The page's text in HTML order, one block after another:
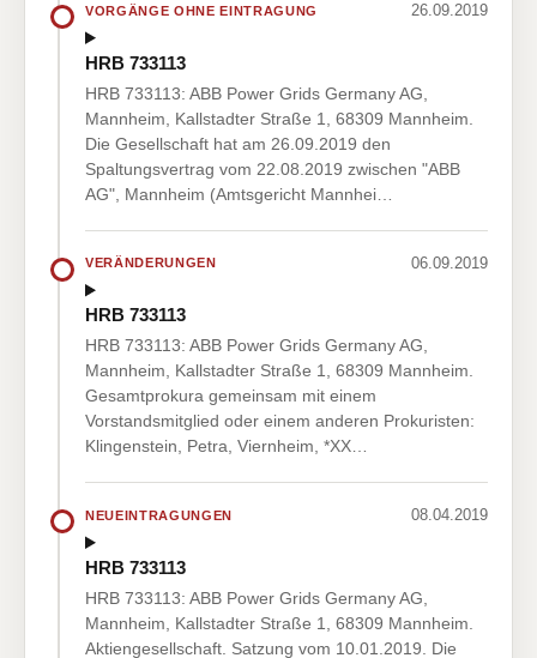
VORGÄNGE OHNE EINTRAGUNG 26.09.2019
HRB 733113
HRB 733113: ABB Power Grids Germany AG,
Mannheim, Kallstadter Straße 1, 68309 Mannheim.
Die Gesellschaft hat am 26.09.2019 den
Spaltungsvertrag vom 22.08.2019 zwischen "ABB
AG", Mannheim (Amtsgericht Mannhei…
VERÄNDERUNGEN 06.09.2019
HRB 733113
HRB 733113: ABB Power Grids Germany AG,
Mannheim, Kallstadter Straße 1, 68309 Mannheim.
Gesamtprokura gemeinsam mit einem
Vorstandsmitglied oder einem anderen Prokuristen:
Klingenstein, Petra, Viernheim, *XX…
NEUEINTRAGUNGEN 08.04.2019
HRB 733113
HRB 733113: ABB Power Grids Germany AG,
Mannheim, Kallstadter Straße 1, 68309 Mannheim.
Aktiengesellschaft. Satzung vom 10.01.2019. Die